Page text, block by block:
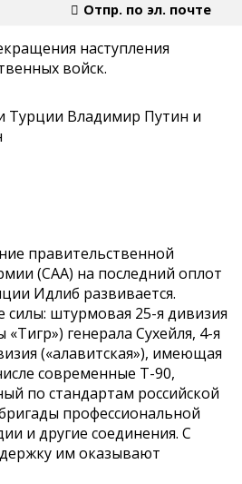
Отпр. по эл. почте
наступления
войск.
правительственной
(САА) на последний оплот
Идлиб развивается.
штурмовая 25-я дивизия
генерала Сухейля, 4-я
(«алавитская»), имеющая
современные Т-90,
по стандартам российской
профессиональной
и другие соединения. С
им оказывают